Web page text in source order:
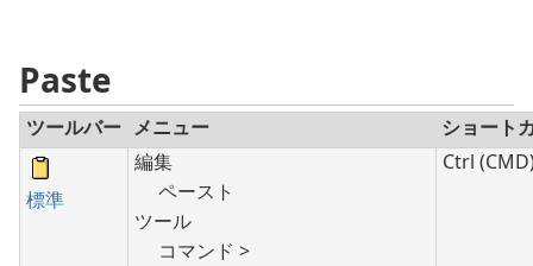
Paste
ツールバー メニュー ショート
標準
編集
ペースト
ツール
コマンド >
Ctrl